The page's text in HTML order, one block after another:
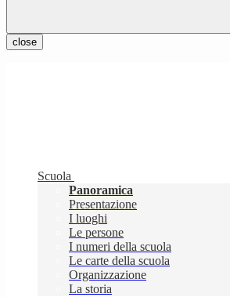
close
Scuola
Panoramica
Presentazione
I luoghi
Le persone
I numeri della scuola
Le carte della scuola
Organizzazione
La storia